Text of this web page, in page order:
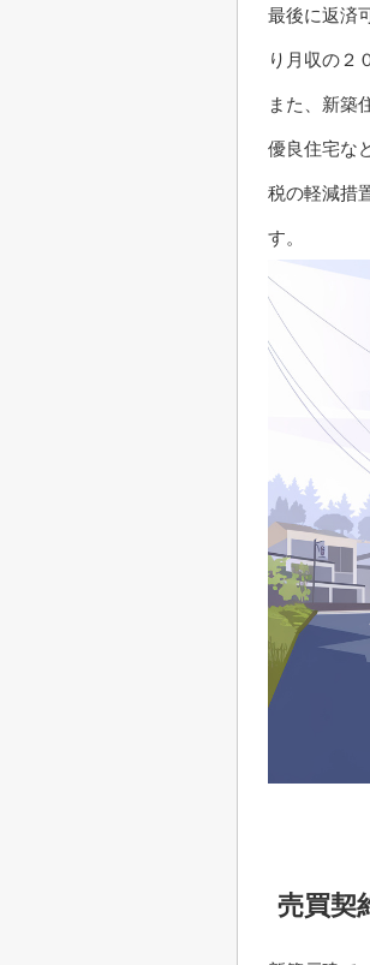
最後に返済
り月収の２
また、新築
優良住宅な
税の軽減措
す。
売買契